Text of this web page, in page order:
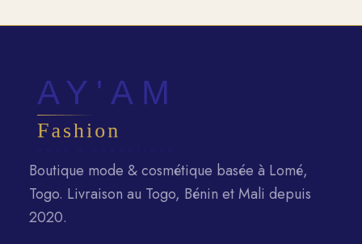
Boutique mode & cosmétique basée à Lomé,
Togo. Livraison au Togo, Bénin et Mali depuis
2020.